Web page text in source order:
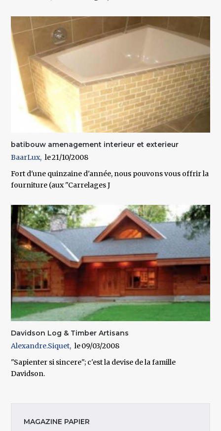
batibouw amenagement interieur et exterieur
BaarLux
21/10/2008
Fort d'une quinzaine d'année, nous pouvons vous offrir la
fourniture (aux "Carrelages J
Davidson Log & Timber Artisans
Alexandre.Siquet
09/03/2008
"Sapienter si sincere"; c'est la devise de la famille
Davidson.
MAGAZINE PAPIER